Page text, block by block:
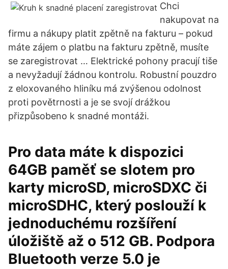
Chci
nakupovat na
firmu a nákupy platit zpětně na fakturu – pokud
máte zájem o platbu na fakturu zpětně, musíte
se zaregistrovat … Elektrické pohony pracují tiše
a nevyžadují žádnou kontrolu. Robustní pouzdro
z eloxovaného hliníku má zvýšenou odolnost
proti povětrnosti a je se svojí drážkou
přizpůsobeno k snadné montáži.
Pro data máte k dispozici
64GB paměť se slotem pro
karty microSD, microSDXC či
microSDHC, který poslouží k
jednoduchému rozšíření
úložiště až o 512 GB. Podpora
Bluetooth verze 5.0 je